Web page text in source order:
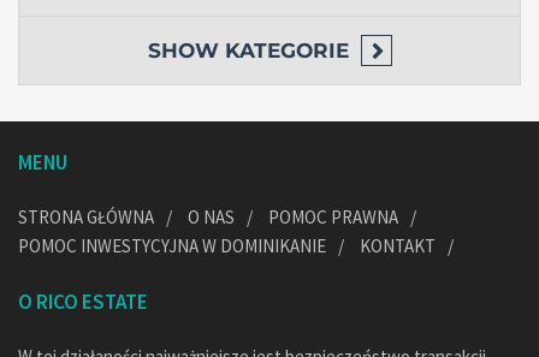
SHOW KATEGORIE
MENU
STRONA GŁÓWNA O NAS
POMOC PRAWNA
POMOC INWESTYCYJNA W DOMINIKANIE
KONTAKT
O RICO ESTATE